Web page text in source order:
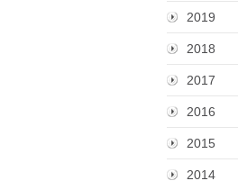
2019
2018
2017
2016
2015
2014